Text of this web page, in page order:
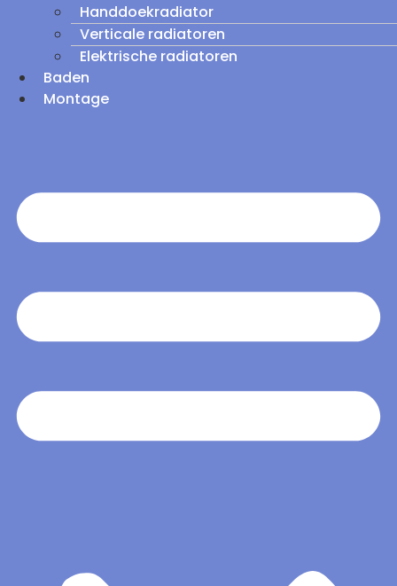
Handdoekradiator
Verticale radiatoren
Elektrische radiatoren
Baden
Montage